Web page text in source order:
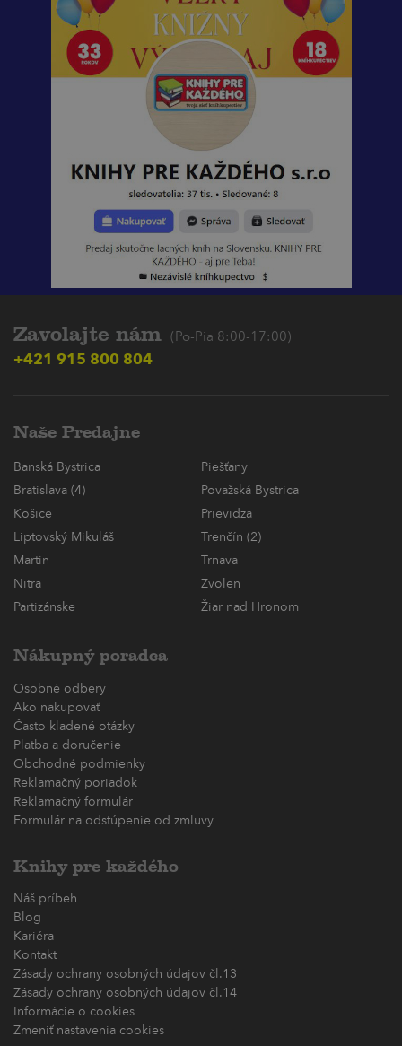
Zavolajte nám (Po-Pia 8:00-17:00)
+421 915 800 804
Naše Predajne
Banská Bystrica
Piešťany
Bratislava (4)
Považská Bystrica
Košice
Prievidza
Liptovský Mikuláš
Trenčín (2)
Martin
Trnava
Nitra
Zvolen
Partizánske
Žiar nad Hronom
Nákupný poradca
Osobné odbery
Ako nakupovať
Často kladené otázky
Platba a doručenie
Obchodné podmienky
Reklamačný poriadok
Reklamačný formulár
Formulár na odstúpenie od zmluvy
Knihy pre každého
Náš príbeh
Blog
Kariéra
Kontakt
Zásady ochrany osobných údajov čl.13
Zásady ochrany osobných údajov čl.14
Informácie o cookies
Zmeniť nastavenia cookies